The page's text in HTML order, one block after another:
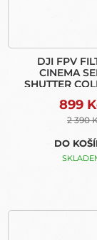
DJI FPV
CINEMA
SHUTTER
899
2 390
DO